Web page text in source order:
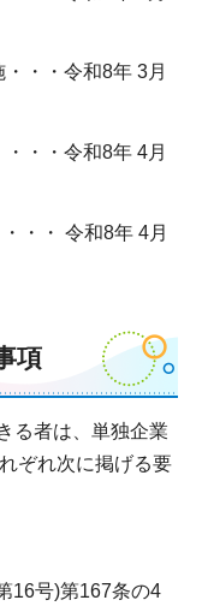
・・令和8年 3月
・・令和8年 4月
・・ 令和8年 4月
項
る者は、単独企業
ぞれ次に掲げる要
16号)第167条の4